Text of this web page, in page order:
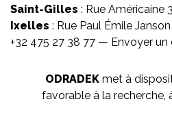
Saint-Gilles : Rue Américaine
Ixelles : Rue Paul Émile
+32 475 27 38 77 — Envoyer un
ODRADEK met à
favorable à la recherche,